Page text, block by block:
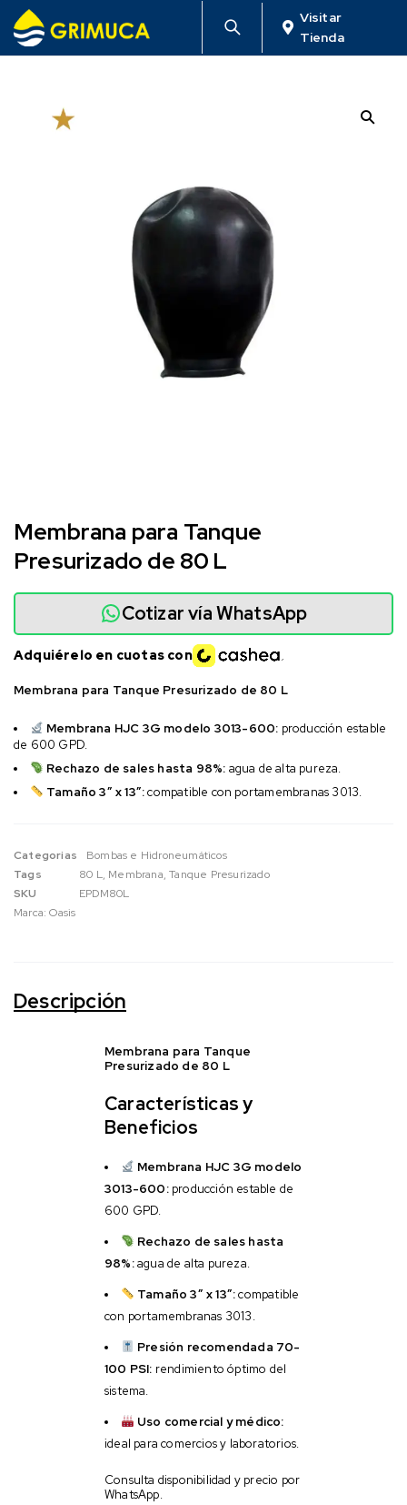
Visitar
Tienda
Membrana para Tanque
Presurizado de 80 L
Membrana para Tanque Presurizado de 80 L
Membrana HJC 3G modelo 3013-600: producción estable
de 600 GPD.
Rechazo de sales hasta 98%: agua de alta pureza.
Tamaño 3″ x 13″:compatible con portamembranas 3013.
Cotizar vía WhatsApp
Adquiérelo en cuotas con
Categorias
Bombas e Hidroneumáticos
Tags
80 L, Membrana,Tanque Presurizado
SKU
EPDM80L
Marca:Oasis
Descripción
Membrana para Tanque
Presurizado de 80 L
Características y
Beneficios
Membrana HJC 3G modelo
3013-600:producción estable de
600 GPD.
Rechazo de sales hasta
98%:agua de alta pureza.
Tamaño 3″ x 13″:compatible
con portamembranas 3013.
Presión recomendada 70-
100 PSI: rendimiento óptimo del
sistema.
Uso comercial y médico:
ideal para comercios y laboratorios.
Consulta disponibilidad y precio por
WhatsApp.